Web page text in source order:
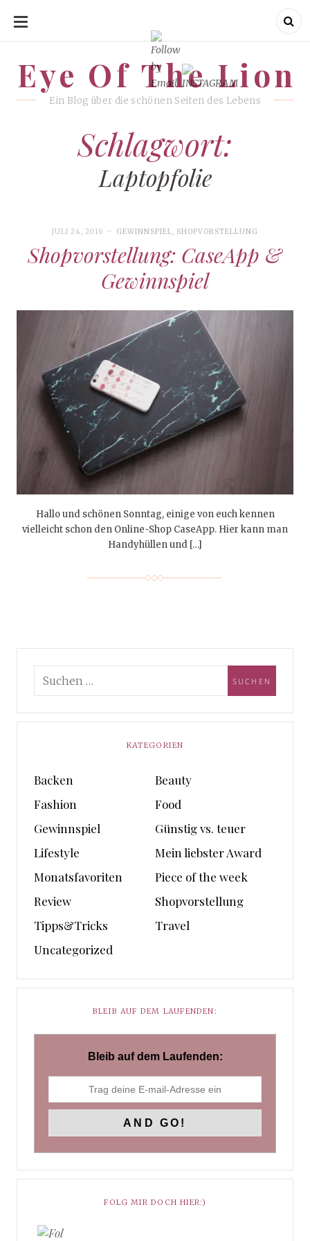
SKIP
CONTENT
Eye Of The Lion
Ein Blog über die schönen Seiten des Lebens
Eye Of The Lion
Schlagwort:
Laptopfolie
JULI 24, 2016 GEWINNSPIEL SHOPVORSTELLUNG
Shopvorstellung: CaseApp &
Gewinnspiel
Hallo und schönen Sonntag, einige von euch kennen
vielleicht schon den Online-Shop CaseApp. Hier kann man
Handyhüllen und […]
KATEGORIEN
Backen
Beauty
Fashion
Food
Gewinnspiel
Günstig vs. teuer
Lifestyle
Mein liebster Award
Monatsfavoriten
Piece of the week
Review
Shopvorstellung
Tipps&Tricks
Travel
Uncategorized
BLEIB AUF DEM LAUFENDEN:
Bleib auf dem Laufenden:
FOLG MIR DOCH HIER:)